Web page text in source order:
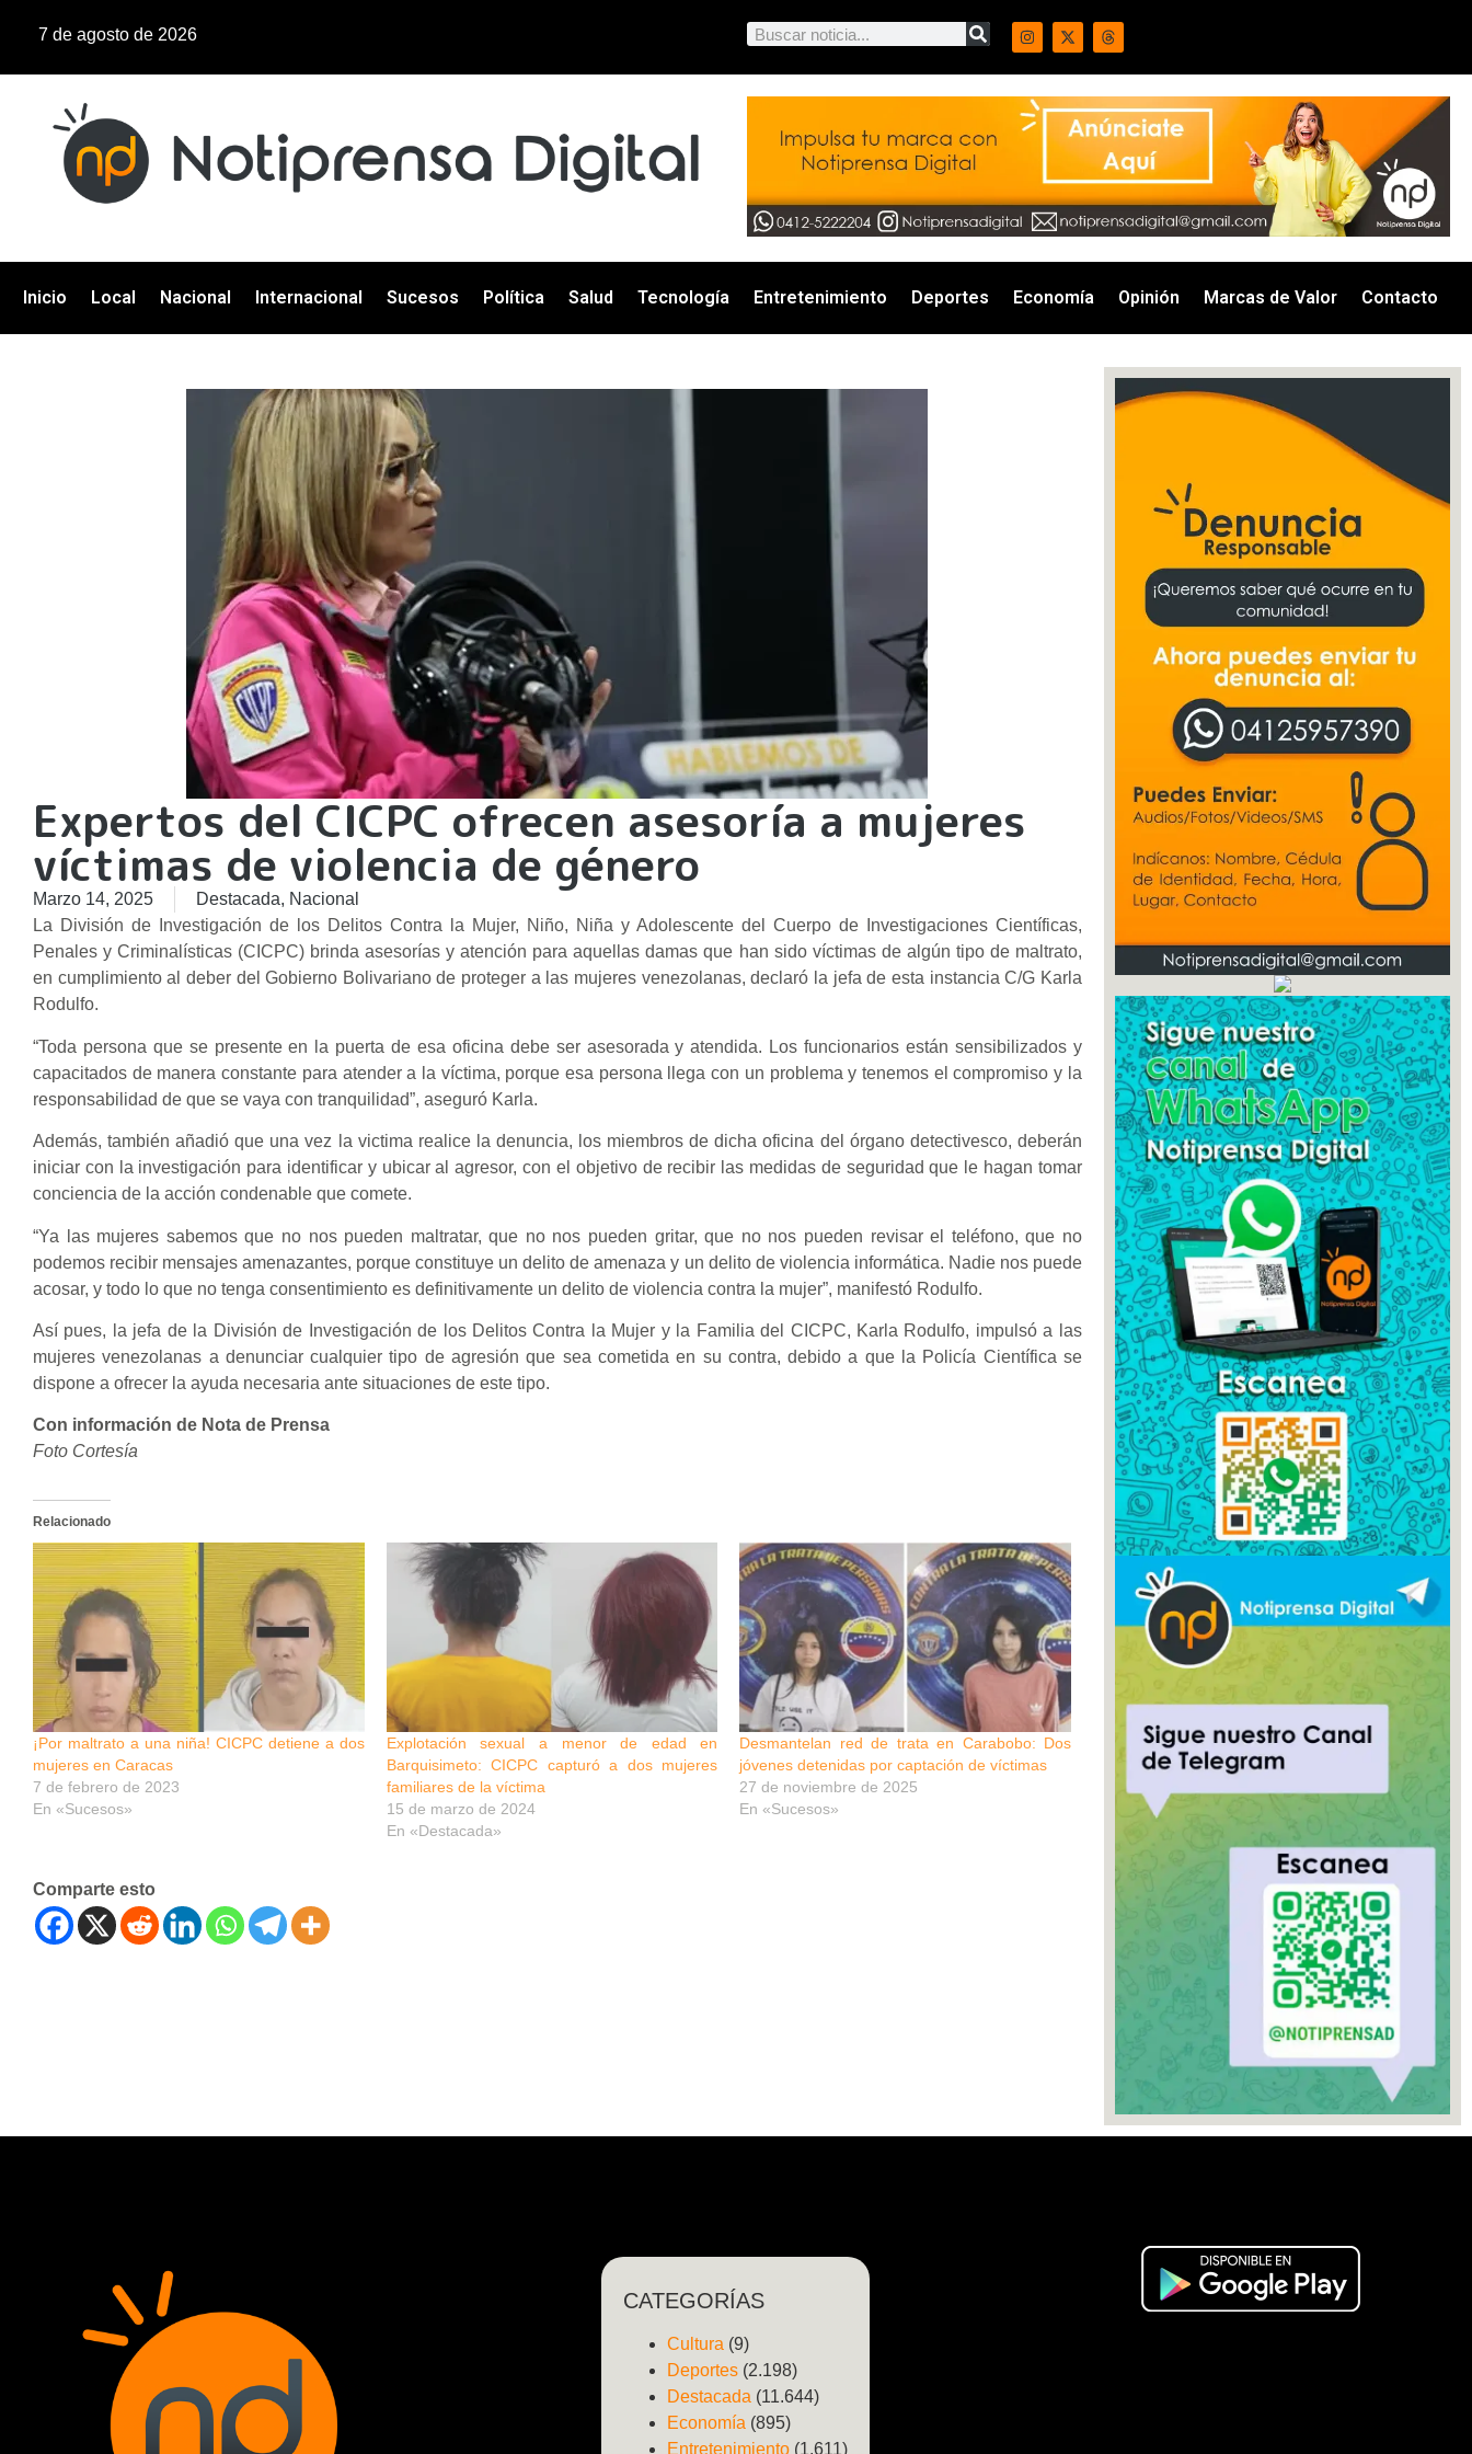
7 de agosto de 2026
Inicio Local Nacional Internacional Sucesos Política Salud Tecnología Entretenimiento Deportes Economía Opinión Marcas de Valor Contacto
Expertos del CICPC ofrecen asesoría a mujeres
víctimas de violencia de género
Marzo 14, 2025 Destacada, Nacional
La División de Investigación de los Delitos Contra la Mujer, Niño, Niña y Adolescente del Cuerpo de Investigaciones Científicas,
Penales y Criminalísticas (CICPC) brinda asesorías y atención para aquellas damas que han sido víctimas de algún tipo de maltrato,
en cumplimiento al deber del Gobierno Bolivariano de proteger a las mujeres venezolanas, declaró la jefa de esta instancia C/G Karla
Rodulfo.
“Toda persona que se presente en la puerta de esa oficina debe ser asesorada y atendida. Los funcionarios están sensibilizados y
capacitados de manera constante para atender a la víctima, porque esa persona llega con un problema y tenemos el compromiso y la
responsabilidad de que se vaya con tranquilidad”, aseguró Karla.
Además, también añadió que una vez la victima realice la denuncia, los miembros de dicha oficina del órgano detectivesco, deberán
iniciar con la investigación para identificar y ubicar al agresor, con el objetivo de recibir las medidas de seguridad que le hagan tomar
conciencia de la acción condenable que comete.
“Ya las mujeres sabemos que no nos pueden maltratar, que no nos pueden gritar, que no nos pueden revisar el teléfono, que no
podemos recibir mensajes amenazantes, porque constituye un delito de amenaza y un delito de violencia informática. Nadie nos puede
acosar, y todo lo que no tenga consentimiento es definitivamente un delito de violencia contra la mujer”, manifestó Rodulfo.
Así pues, la jefa de la División de Investigación de los Delitos Contra la Mujer y la Familia del CICPC, Karla Rodulfo, impulsó a las
mujeres venezolanas a denunciar cualquier tipo de agresión que sea cometida en su contra, debido a que la Policía Científica se
dispone a ofrecer la ayuda necesaria ante situaciones de este tipo.
Con información de Nota de Prensa
Foto Cortesía
Relacionado
¡Por maltrato a una niña! CICPC detiene a dos
mujeres en Caracas
7 de febrero de 2023
En «Sucesos»
Explotación sexual a menor de edad en
Barquisimeto: CICPC capturó a dos mujeres
familiares de la víctima
15 de marzo de 2024
En «Destacada»
Desmantelan red de trata en Carabobo: Dos
jóvenes detenidas por captación de víctimas
27 de noviembre de 2025
En «Sucesos»
Comparte esto
CATEGORÍAS
Cultura (9)
Deportes (2.198)
Destacada (11.644)
Economía (895)
Entretenimiento (1.611)